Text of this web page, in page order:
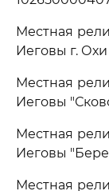
Местная
Иеговы г.
Местная
Иеговы
Местная
Иеговы
Местная